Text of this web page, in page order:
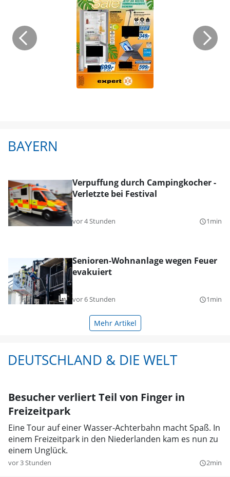
BAYERN
Verpuffung durch Campingkocher -
Verletzte bei Festival
vor 4 Stunden query_builder1min
Senioren-Wohnanlage wegen Feuer
evakuiert
vor 6 Stunden query_builder1min
Mehr Artikel
DEUTSCHLAND & DIE WELT
Besucher verliert Teil von Finger in
Freizeitpark
Eine Tour auf einer Wasser-Achterbahn macht Spaß. In
einem Freizeitpark in den Niederlanden kam es nun zu
einem Unglück.
vor 3 Stunden query_builder2min